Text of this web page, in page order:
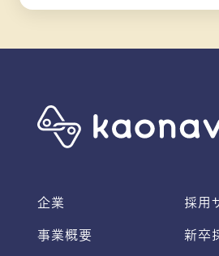
企業
事業概要
採用
新卒